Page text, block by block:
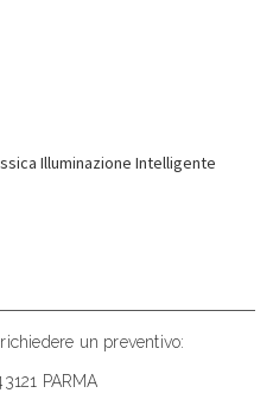
Illuminazione Intelligente
un preventivo:
PARMA